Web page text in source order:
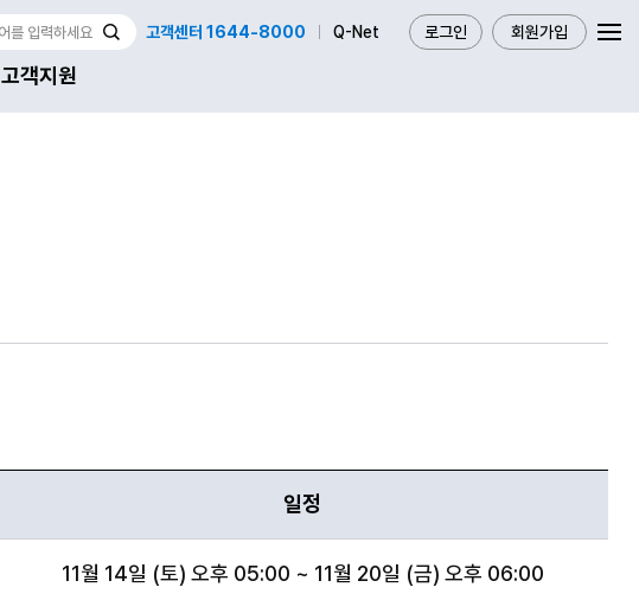
고객지원
로그인 회원가입
고객센터 1644-8000 Q-Net
일정
11월 14일 (토) 오후 05:00 ~ 11월 20일 (금) 오후 06:00